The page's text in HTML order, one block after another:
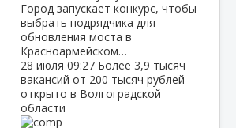
Город запускает конкурс, чтобы
выбрать подрядчика для
обновления моста в
Красноармейском…
28 июля 09:27 Более 3,9 тысяч
вакансий от 200 тысяч рублей
открыто в Волгоградской
области